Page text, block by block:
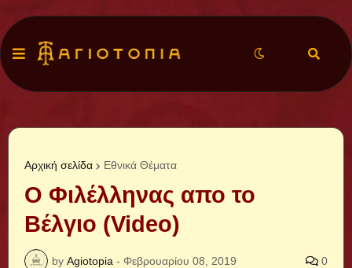
Αρχική σελίδα Εθνικά Θέματα
Ο Φιλέλληνας απο το
Βέλγιο (Video)
by Agiotopia - Φεβρουαρίου 08, 2019 0